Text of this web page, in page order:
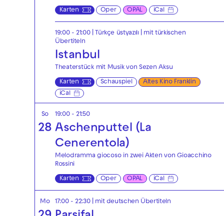
Karten Oper OPAL iCal
19:00 - 21:00| Türkçe üstyazılı | mit türkischen
Übertiteln
Istanbul
Theaterstück mit Musik von Sezen Aksu
Karten Schauspiel
Altes Kino Franklin
iCal
So
28
19:00 - 21:50
Aschenputtel (La
Cenerentola)
Melodramma giocoso in zwei Akten von Gioacchino
Rossini
Karten Oper OPAL iCal
Mo 17:00 - 22:30| mit deutschen Übertiteln